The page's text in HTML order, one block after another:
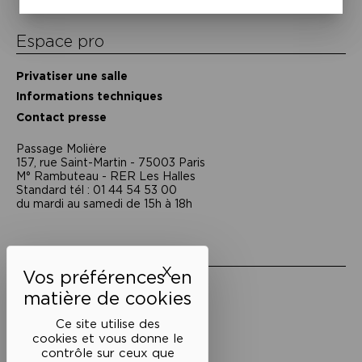
Ce site utilise des
cookies et vous donne le
contrôle sur ceux que
XMasquer le bandeau des
Espace pro
Privatiser une salle
Informations techniques
Contact presse
Passage Moliėre
157, rue Saint-Martin - 75003 Paris
M° Rambuteau - RER Les Halles
Standard tél : 01 44 54 53 00
du mardi au samedi de 15h à 18h
Mentions légales
Politique de confidentialité
Conditions générales de vente
Cookies